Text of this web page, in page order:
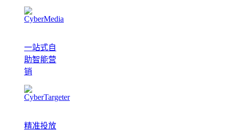
一站式自
助智能营
销
精准投放